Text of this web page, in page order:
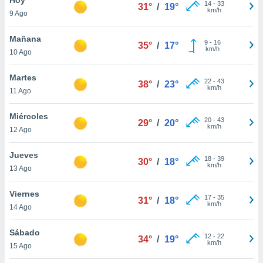
en
más
nuestra
de
cookies
aceptar
9 Ago
31° / 19° 14- 33
km/h
Mañana
10 Ago
35° / 17° 9- 16
km/h
Martes
11 Ago
38° / 23° 22- 43
km/h
Miércoles
12 Ago
29° / 20° 20- 43
km/h
Jueves
13 Ago
30° / 18° 18- 39
km/h
Viernes
14 Ago
31° / 18° 17- 35
km/h
Sábado
15 Ago
34° / 19° 12- 22
km/h